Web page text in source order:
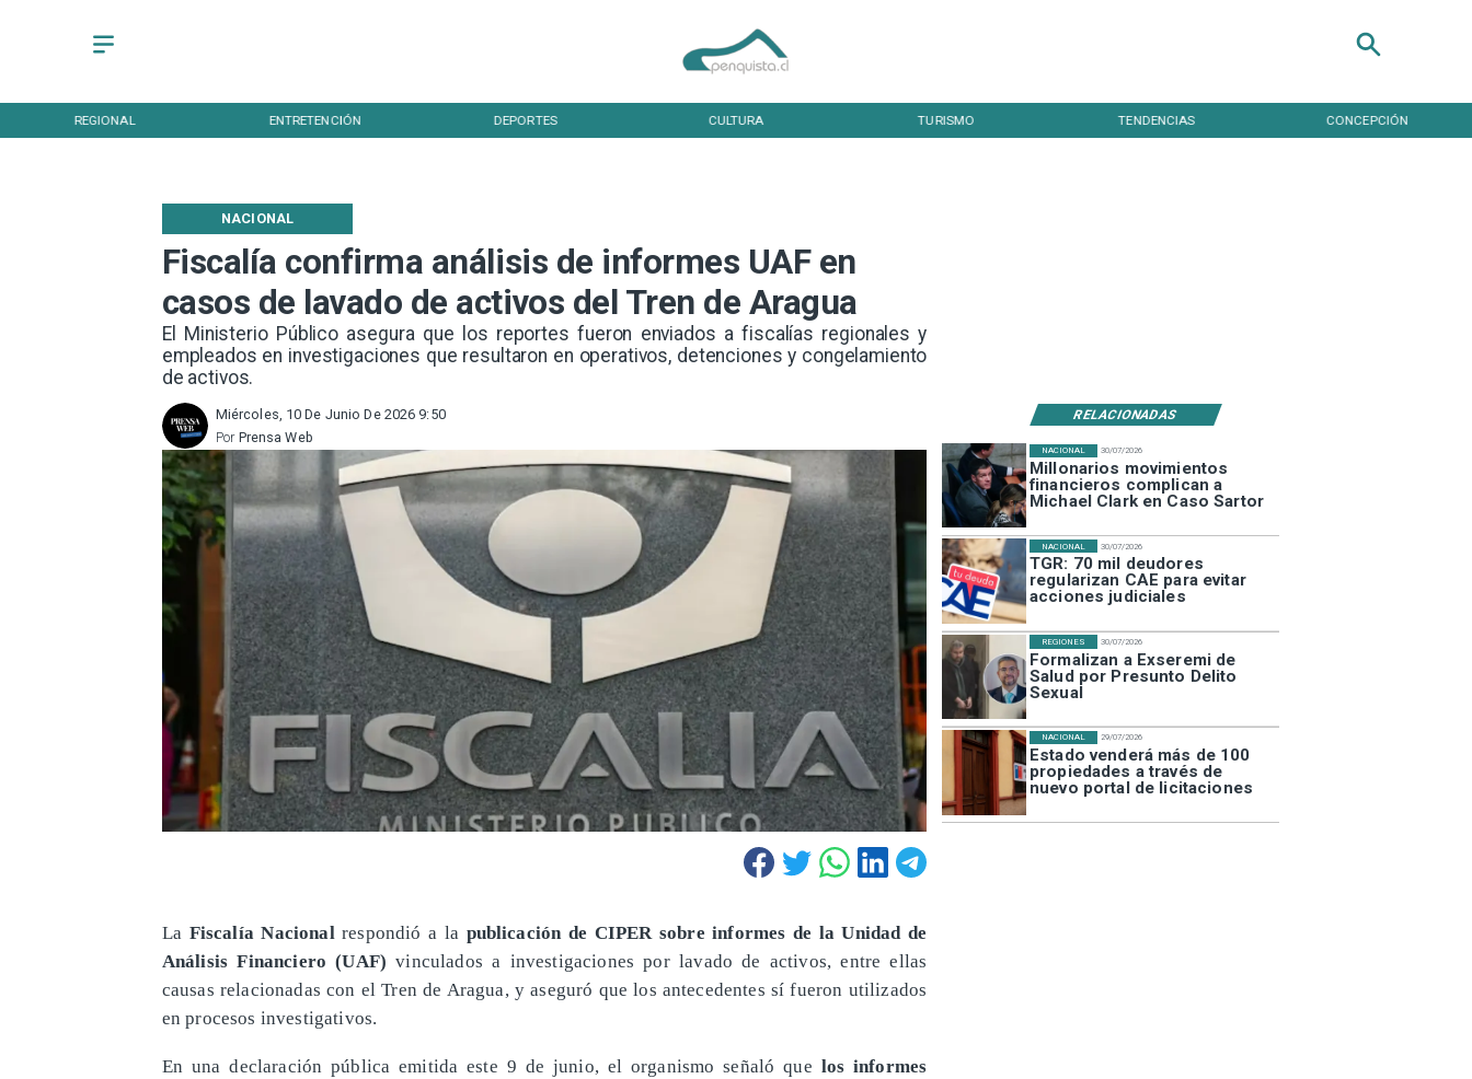
REGIONAL ENTRETENCIÓN DEPORTES CULTURA TURISMO TENDENCIAS CONCEPCIÓN
Fiscalía confirma análisis de informes UAF en
casos de lavado de activos del Tren de Aragua
El Ministerio Público asegura que los reportes fueron enviados a fiscalías regionales y
empleados en investigaciones que resultaron en operativos, detenciones y congelamiento
de activos.
NACIONAL
RELACIONADAS
Miércoles, 10 De Junio De 2026 9:50
Prensa Web
Por
30/07/2026
Millonarios movimientos
financieros complican a
Michael Clark en Caso Sartor
NACIONAL
30/07/2026
TGR: 70 mil deudores
regularizan CAE para evitar
acciones judiciales
NACIONAL
30/07/2026
Formalizan a Exseremi de
Salud por Presunto Delito
Sexual
REGIONES
29/07/2026
Estado venderá más de 100
propiedades a través de
nuevo portal de licitaciones
NACIONAL
La Fiscalía Nacionalrespondió a la publicación de CIPER sobre informes de la Unidad de
Análisis Financiero (UAF) vinculados a investigaciones por lavado de activos, entre ellas
causas relacionadas con el Tren de Aragua, y aseguró que los antecedentes sí fueron utilizados
en procesos investigativos.
En una declaración pública emitida este 9 de junio, el organismo señaló que los informes